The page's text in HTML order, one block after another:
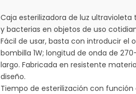
Caja esterilizadora de luz
y bacterias en objetos de uso
Fácil de usar, basta con introducir el
bombilla 1W; longitud de onda de
largo. Fabricada en resistente
diseño.
Tiempo de esterilización con